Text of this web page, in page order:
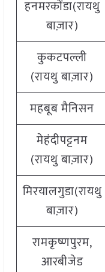
हनमरकोंडा(रायथु
बाज़ार)
कुकटपल्ली
(रायथु बाज़ार)
महबूब मैनिसन
मेहंदीपट्टनम
(रायथु बाज़ार)
मिरयालगुडा(रायथु
बाज़ार)
रामकृष्णपुरम,
आरबीजेड